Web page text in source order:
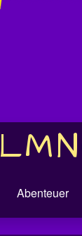
LMN
Abenteuer